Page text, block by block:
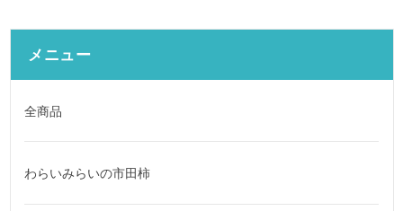
メニュー
全商品
わらいみらいの市田柿